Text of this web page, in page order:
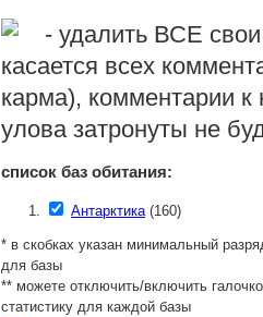
- удалить ВСЕ
касается всех
карма), комментарии
улова затронуты не
список баз обитания:
Антарктика (160)
* в скобках указан минимальный
для базы
** можете отключить/включить
статистику для каждой базы